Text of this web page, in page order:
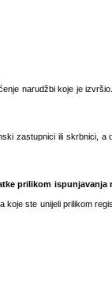
narudžbi koje je
zastupnici ili skrbnici, a
prilikom ispunjavanja
ste unijeli prilikom